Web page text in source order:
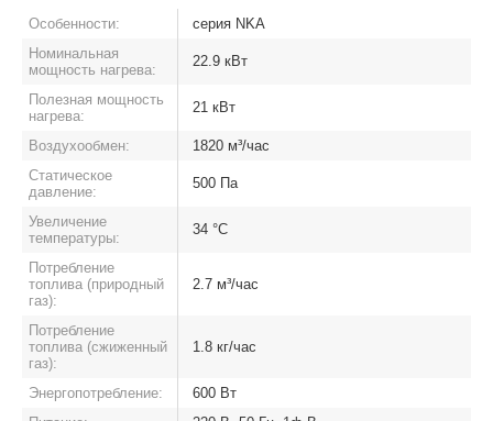
Особенности:
серия NKA
Номинальная
мощность нагрева:
22.9 кВт
Полезная мощность
нагрева:
21 кВт
Воздухообмен:
1820 м³/час
Статическое
давление:
500 Па
Увеличение
температуры:
34 °C
Потребление
топлива (природный
газ):
2.7 м³/час
Потребление
топлива (сжиженный
газ):
1.8 кг/час
Энергопотребление:
600 Вт